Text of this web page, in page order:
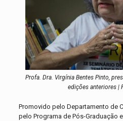
Profa. Dra. Virgínia Bentes Pinto,
edições anteriores |
Promovido pelo Departamento de
pelo Programa de Pós-Graduação